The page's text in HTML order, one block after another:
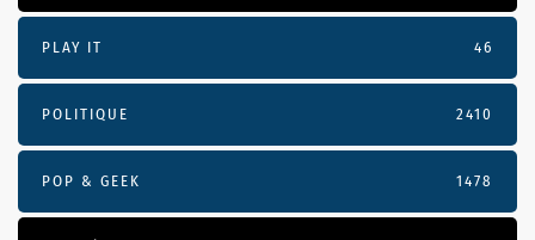
PLAY IT 46
POLITIQUE 2410
POP & GEEK 1478